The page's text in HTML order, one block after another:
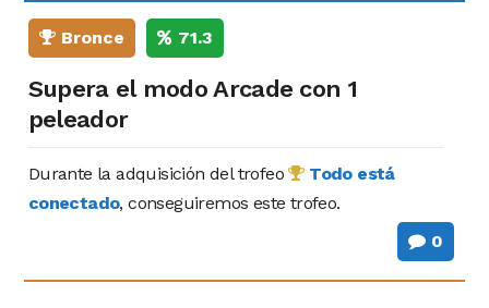
Bronce 71.3
Supera el modo Arcade con 1
peleador
Durante la adquisición del trofeo
Todo está
conectado, conseguiremos este trofeo.
0